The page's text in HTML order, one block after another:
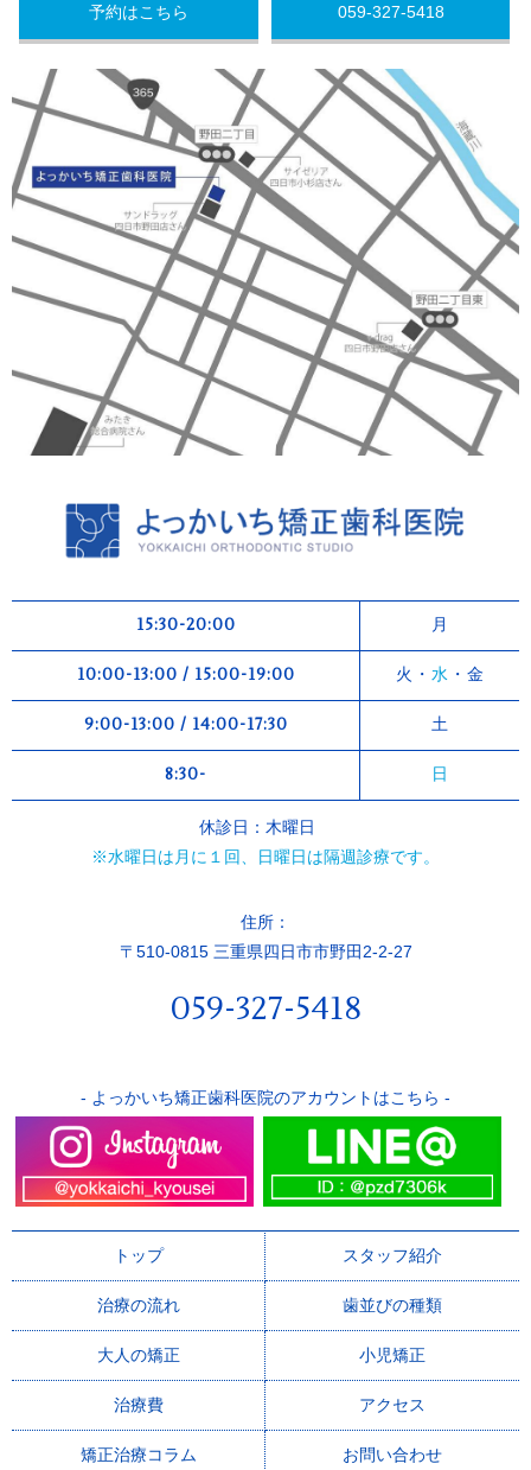
予約はこちら 059-327-5418
15:30-20:00 月
10:00-13:00 / 15:00-19:00 火・ 水 ・金
9:00-13:00 / 14:00-17:30 土
8:30- 日
休診日：木曜日
※水曜日は月に１回、日曜日は隔週診療です。
住所：
〒510-0815 三重県四日市市野田2-2-27
059-327-5418
- よっかいち矯正歯科医院のアカウントはこちら -
トップ スタッフ紹介
治療の流れ 歯並びの種類
大人の矯正 小児矯正
治療費 アクセス
矯正治療コラム お問い合わせ